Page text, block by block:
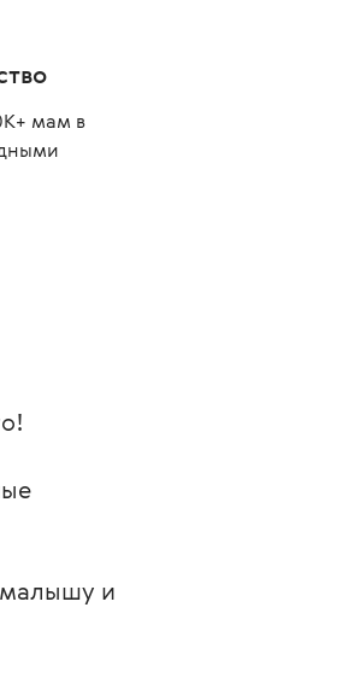
мам в
малышу и